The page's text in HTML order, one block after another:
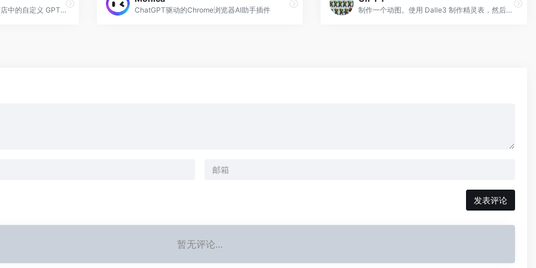
我根据您的需求推荐 GPT 商店中的自定义 GPT。 ChatGPT驱动的Chrome浏览器AI助手插件 制作一个动图。使用 Dalle3 制作精灵表，然后编写解释器对其进行切片并制作动画。包括自动细化和调试模式。
发表评论
暂无评论...